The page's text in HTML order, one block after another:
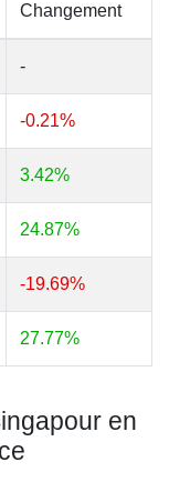
Changement
-
-0.21%
3.42%
24.87%
-19.69%
27.77%
en